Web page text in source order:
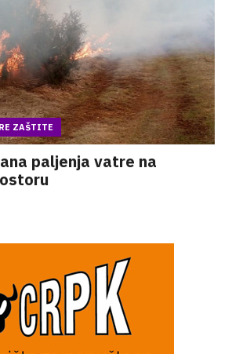
ZAŠTITE
paljenja vatre na